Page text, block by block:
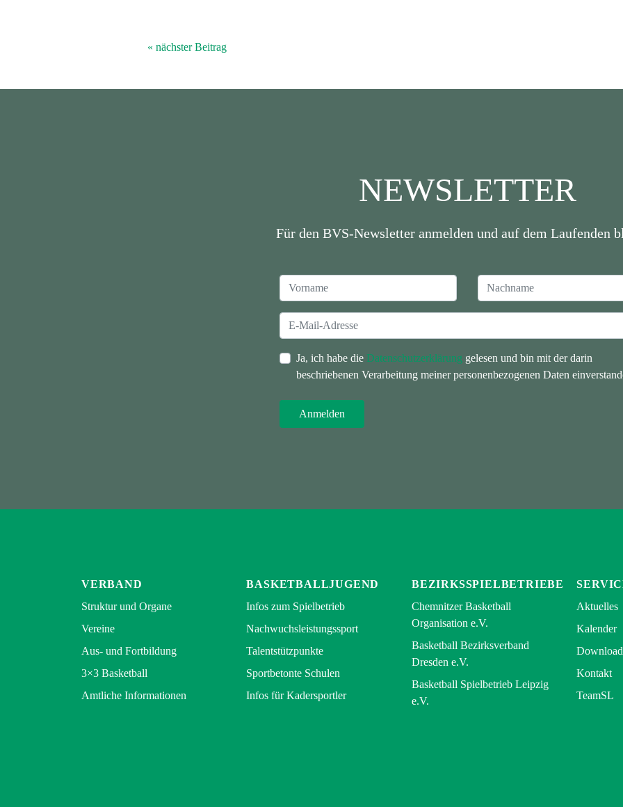
« nächster Beitrag
NEWSLETTER
Für den BVS-Newsletter anmelden und auf dem Laufenden
Ja, ich habe die Datenschutzerklärung gelesen und bin mit der darin
beschriebenen Verarbeitung meiner personenbezogenen Daten
VERBAND
Struktur und Organe
Vereine
Aus- und Fortbildung
3×3 Basketball
Amtliche Informationen
BASKETBALLJUGEND
Infos zum Spielbetrieb
Nachwuchsleistungssport
Talentstützpunkte
Sportbetonte Schulen
Infos für Kadersportler
BEZIRKSSPIELBETRIEBE
Chemnitzer Basketball
Organisation e.V.
Basketball Bezirksverband
Dresden e.V.
Basketball Spielbetrieb Leipzig
e.V.
Aktuelles
Kalender
Kontakt
TeamSL